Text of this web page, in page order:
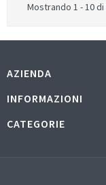
Mostrando 1 - 10
AZIENDA
INFORMAZIONI
CATEGORIE